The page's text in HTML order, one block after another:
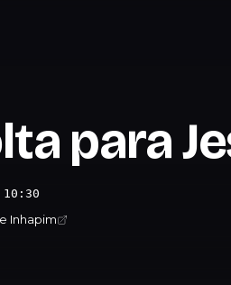
para
10:30
Inhapim